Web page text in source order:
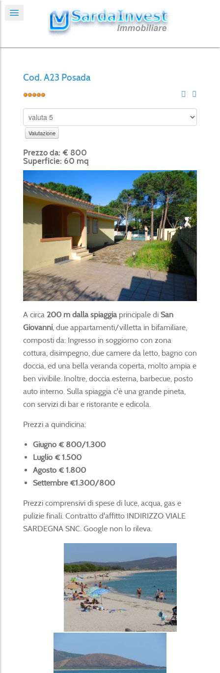
Cod. A23 Posada
Prezzo da: € 800
Superficie: 60 mq
A circa 200 m dalla spiaggiaprincipale di San
Giovanni, due appartamenti/villetta in bifamiliare,
composti da: Ingresso in soggiorno con zona
cottura, disimpegno, due camere da letto, bagno con
doccia, ed una bella veranda coperta, molto ampia e
ben vivibile. Inoltre, doccia esterna, barbecue, posto
auto interno. Sulla spiaggia c'è una grande pineta,
con servizi di bar e ristorante e edicola.
Prezzi a quindicina:
Giugno € 800/1.300
Luglio € 1.500
Agosto € 1.800
Settembre €1.300/800
Prezzi comprensivi di spese di luce, acqua, gas e
pulizie finali. Contratto d'affitto INDIRIZZO VIALE
SARDEGNA SNC. Google non lo rileva.